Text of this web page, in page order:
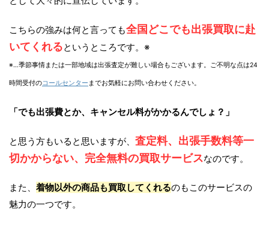
こちらの強みは何と言っても全国どこでも出張買取に赴
いてくれるというところです。※
※…季節事情または一部地域は出張査定が難しい場合もございます。ご不明な点は24
時間受付のコールセンター までお気軽にお問い合わせください。
「でも出張費とか、キャンセル料がかかるんでしょ？」
と思う方もいると思いますが、 査定料、出張手数料等一
切かからない、完全無料の買取サービスなのです。
また、 着物以外の商品も買取してくれるのもこのサービスの
魅力の一つです。